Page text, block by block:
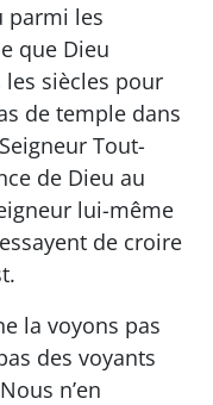
parmi les
que Dieu
siècles pour
de temple dans
Tout-
de Dieu au
lui-même
de croire
la voyons pas
des voyants
n’en